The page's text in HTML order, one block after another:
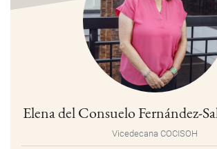
Elena del Consuelo Fernández-
Vicedecana COCISOH